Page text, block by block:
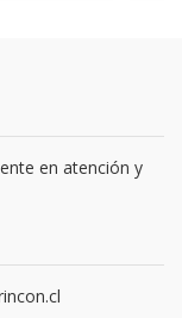
en atención y